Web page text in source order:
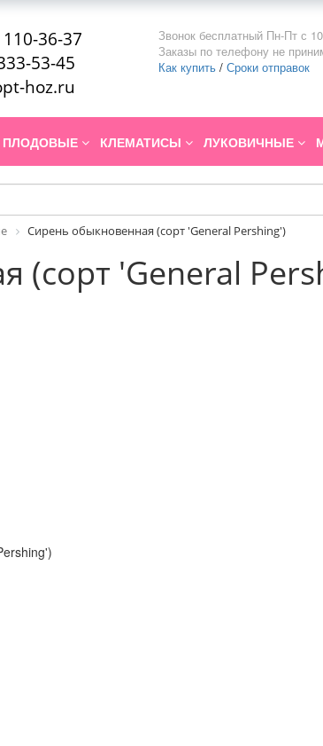
36-37
53-45
hoz.ru
Звонок бесплатный Пн-Пт с
Заказы по телефону не
Как купить / Сроки отправок
ПЛОДОВЫЕ КЛЕМАТИСЫ ЛУКОВИЧНЫЕ
Сирень обыкновенная (сорт 'General Pershing')
(сорт 'General